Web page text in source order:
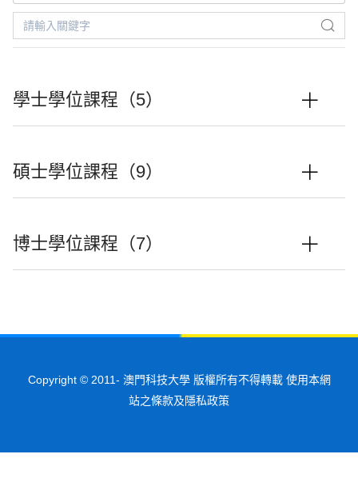
學士學位課程（5）
碩士學位課程（9）
博士學位課程（7）
Copyright © 2011- 澳門科技大學 版權所有不得轉載 使用本網
站之條款及隱私政策